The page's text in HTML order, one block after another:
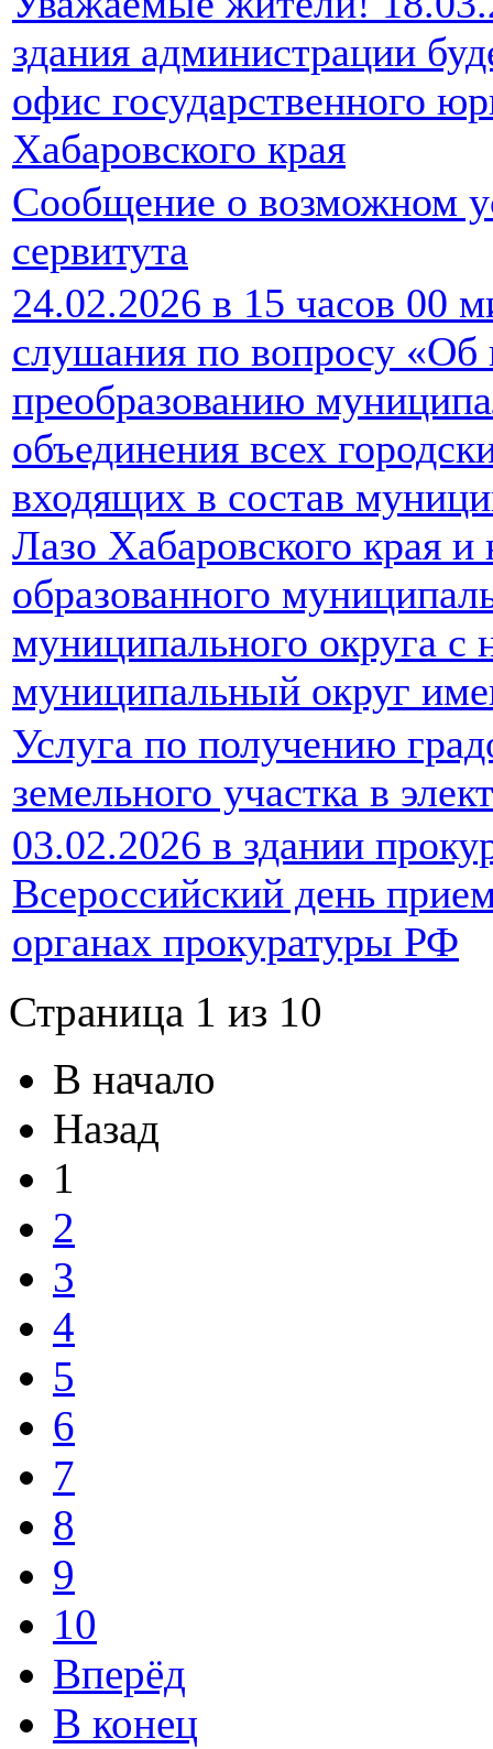
здания администрации
офис государственного
Хабаровского края
Сообщение о возможном
сервитута
24.02.2026 в 15 часов 00
слушания по вопросу «Об
преобразованию
объединения всех
входящих в состав
Лазо Хабаровского края и
образованного
муниципального округа с
муниципальный округ
Услуга по получению
земельного участка в
03.02.2026 в здании
Всероссийский день
органах прокуратуры РФ
Страница 1 из 10
В начало
Назад
1
2
3
4
5
6
7
8
9
10
Вперёд
В конец